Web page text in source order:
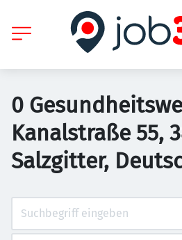
0
Kanalstraße 55,
Salzgitter,